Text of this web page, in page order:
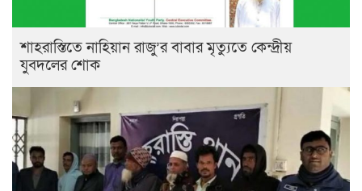
শাহরাস্তিতে নাহিয়ান রাজু’র বাবার মৃত্যুতে কেন্দ্রীয়
যুবদলের শোক